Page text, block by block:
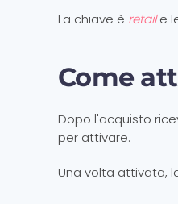
La chiave è retaile
Come
Dopo l'acquisto
per attivare.
Una volta attivata,